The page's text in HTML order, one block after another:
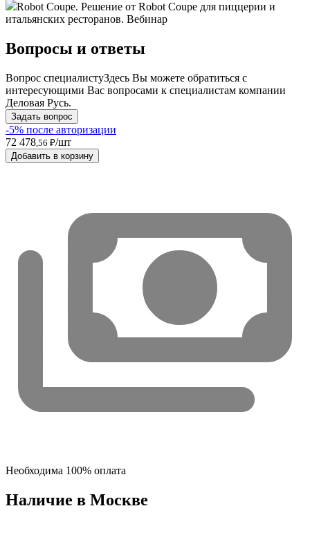
Robot Coupe. Решение от Robot Coupe для пиццерии и
итальянских ресторанов. Вебинар
Вопросы и ответы
Вопрос специалистуЗдесь Вы можете обратиться с
интересующими Вас вопросами к специалистам компании
Деловая Русь.
Задать вопрос
-5% после авторизации
72 478 ,56 ₽/шт
Добавить в корзину
Необходима 100% оплата
Наличие в Москвe